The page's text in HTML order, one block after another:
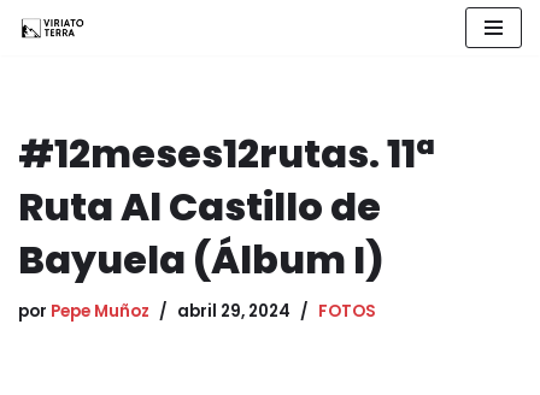
#12meses12rutas. 11ª
Ruta Al Castillo de
Bayuela (Álbum I)
por Pepe Muñoz abril 29, 2024 FOTOS